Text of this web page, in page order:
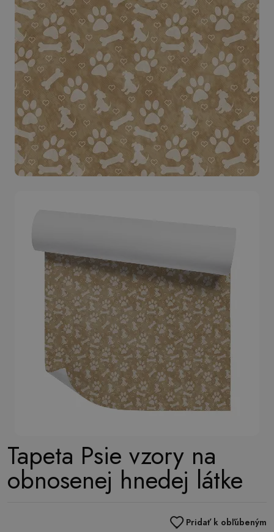
Tapeta Psie vzory na
obnosenej hnedej látke
Pridať k obľúbeným